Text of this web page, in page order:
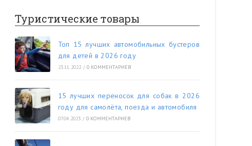
Туристические товары
Топ 15 лучших автомобильных бустеров
для детей в 2026 году
23.11.2022 / 0 КОММЕНТАРИЕВ
15 лучших переносок для собак в 2026
году для самолёта, поезда и автомобиля
07.04.2023 / 0 КОММЕНТАРИЕВ